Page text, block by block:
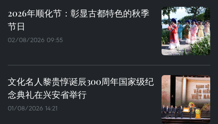
2026年顺化节：彰显古都特色的秋季
节日
02/08/2026 09:55
文化名人黎贵惇诞辰300周年国家级纪
念典礼在兴安省举行
01/08/2026 14:21